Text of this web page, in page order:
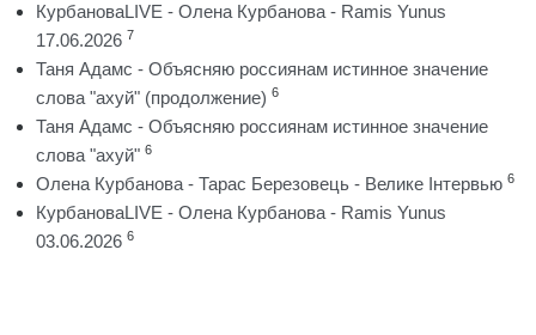
КурбановаLIVE - Олена Курбанова - Ramis Yunus
17.06.2026 7
Таня Адамс - Объясняю россиянам истинное значение
слова "ахуй" (продолжение) 6
Таня Адамс - Объясняю россиянам истинное значение
слова "ахуй" 6
Олена Курбанова - Тарас Березовець - Велике Інтервью 6
КурбановаLIVE - Олена Курбанова - Ramis Yunus
03.06.2026 6